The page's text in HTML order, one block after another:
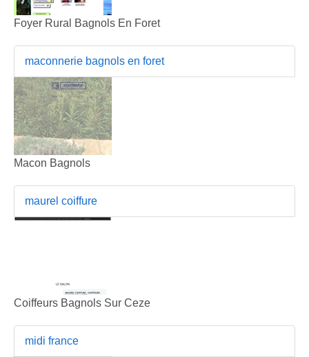
Foyer Rural Bagnols En Foret
maconnerie bagnols en foret
Macon Bagnols
maurel coiffure
Coiffeurs Bagnols Sur Ceze
midi france